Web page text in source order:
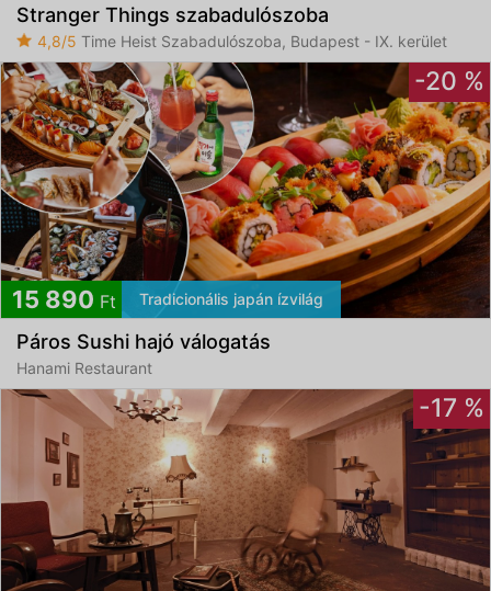
Stranger Things szabadulószoba
4,8/5 Time Heist Szabadulószoba, Budapest - IX. kerület
-20 %
15 890 Ft Tradicionális japán ízvilág
Páros Sushi hajó válogatás
Hanami Restaurant
-17 %